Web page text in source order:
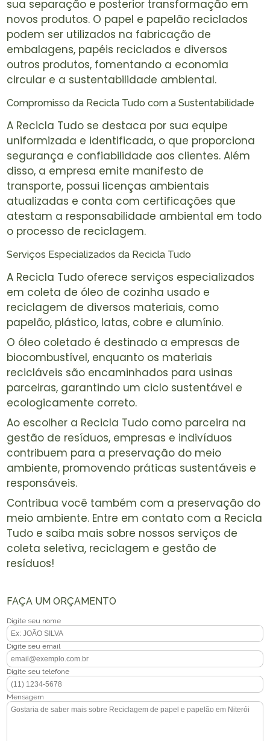
sua separação e posterior transformação em
novos produtos. O papel e papelão reciclados
podem ser utilizados na fabricação de
embalagens, papéis reciclados e diversos
outros produtos, fomentando a economia
circular e a sustentabilidade ambiental.
Compromisso da Recicla Tudo com a Sustentabilidade
A Recicla Tudo se destaca por sua equipe
uniformizada e identificada, o que proporciona
segurança e confiabilidade aos clientes. Além
disso, a empresa emite manifesto de
transporte, possui licenças ambientais
atualizadas e conta com certificações que
atestam a responsabilidade ambiental em todo
o processo de reciclagem.
Serviços Especializados da Recicla Tudo
A Recicla Tudo oferece serviços especializados
em coleta de óleo de cozinha usado e
reciclagem de diversos materiais, como
papelão, plástico, latas, cobre e alumínio.
O óleo coletado é destinado a empresas de
biocombustível, enquanto os materiais
recicláveis são encaminhados para usinas
parceiras, garantindo um ciclo sustentável e
ecologicamente correto.
Ao escolher a Recicla Tudo como parceira na
gestão de resíduos, empresas e indivíduos
contribuem para a preservação do meio
ambiente, promovendo práticas sustentáveis e
responsáveis.
Contribua você também com a preservação do
meio ambiente. Entre em contato com a Recicla
Tudo e saiba mais sobre nossos serviços de
coleta seletiva, reciclagem e gestão de
resíduos!
FAÇA UM ORÇAMENTO
Digite seu nome
Digite seu email
Digite seu telefone
Mensagem